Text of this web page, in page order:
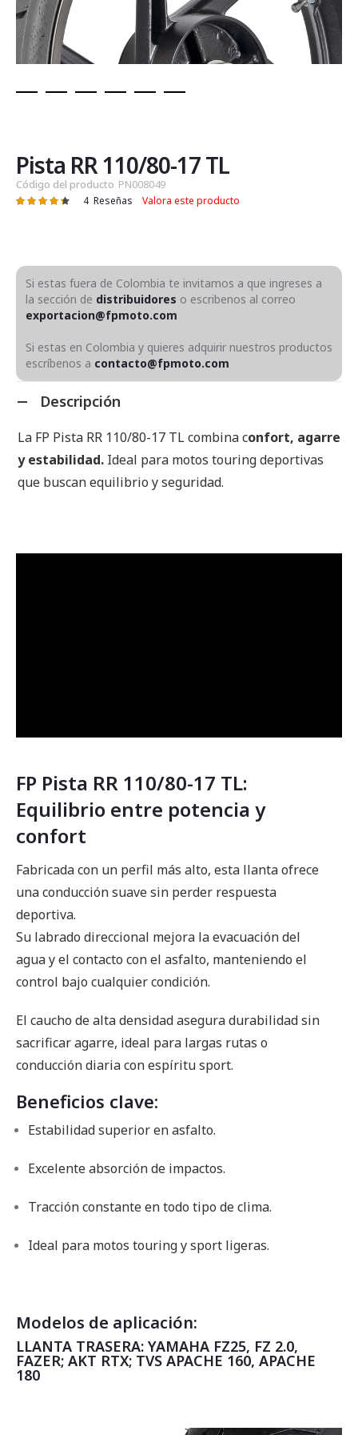
de
la
galería
de
Pista RR 110/80-17 TL
Código del producto PN008049
Valoración: 4 Reseñas Valora este producto
Si estas fuera de Colombia te invitamos a que ingreses a
la sección de distribuidores o escribenos al correo
exportacion@fpmoto.com
Si estas en Colombia y quieres adquirir nuestros productos
escríbenos a contacto@fpmoto.com
Descripción
La FP Pista RR 110/80-17 TL combina confort, agarre
y estabilidad. Ideal para motos touring deportivas
que buscan equilibrio y seguridad.
FP Pista RR 110/80-17 TL:
Equilibrio entre potencia y
confort
Fabricada con un perfil más alto, esta llanta ofrece
una conducción suave sin perder respuesta
deportiva.
Su labrado direccional mejora la evacuación del
agua y el contacto con el asfalto, manteniendo el
control bajo cualquier condición.
El caucho de alta densidad asegura durabilidad sin
sacrificar agarre, ideal para largas rutas o
conducción diaria con espíritu sport.
Beneficios clave:
Estabilidad superior en asfalto.
Excelente absorción de impactos.
Tracción constante en todo tipo de clima.
Ideal para motos touring y sport ligeras.
Modelos de aplicación:
LLANTA TRASERA: YAMAHA FZ25, FZ 2.0,
FAZER; AKT RTX; TVS APACHE 160, APACHE
180